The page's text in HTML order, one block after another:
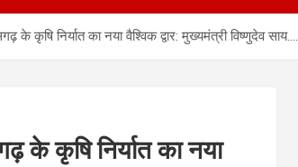
के कृषि निर्यात का नया वैश्विक द्वार: मुख्यमंत्री विष्णुदेव साय….
के कृषि निर्यात का नया